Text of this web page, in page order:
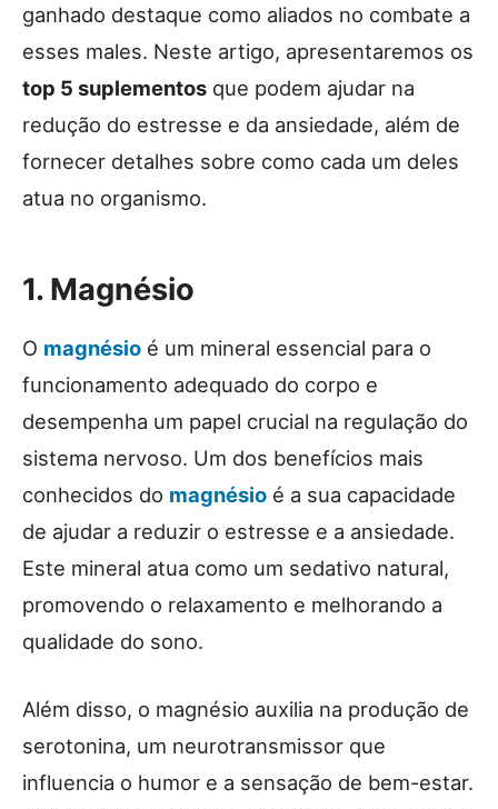
ganhado destaque como aliados no combate a
esses males. Neste artigo, apresentaremos os
top 5 suplementos que podem ajudar na
redução do estresse e da ansiedade, além de
fornecer detalhes sobre como cada um deles
atua no organismo.
1. Magnésio
O magnésio é um mineral essencial para o
funcionamento adequado do corpo e
desempenha um papel crucial na regulação do
sistema nervoso. Um dos benefícios mais
conhecidos do magnésio é a sua capacidade
de ajudar a reduzir o estresse e a ansiedade.
Este mineral atua como um sedativo natural,
promovendo o relaxamento e melhorando a
qualidade do sono.
Além disso, o magnésio auxilia na produção de
serotonina, um neurotransmissor que
influencia o humor e a sensação de bem-estar.